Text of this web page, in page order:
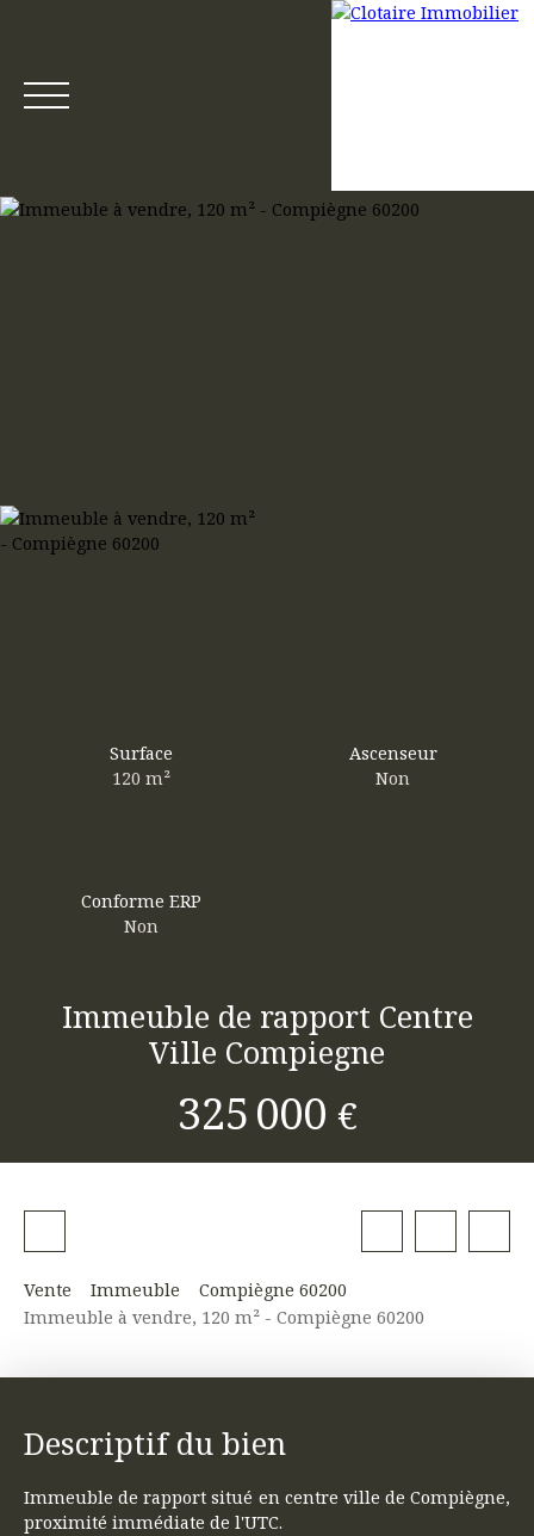
Surface
120 m²
Ascenseur
Non
Conforme ERP
Non
Immeuble de rapport Centre
Ville Compiegne
325 000 €
Vente Immeuble
Compiègne 60200
Immeuble à vendre, 120 m² - Compiègne 60200
Descriptif du bien
Immeuble de rapport situé en centre ville de Compiègne,
proximité immédiate de l'UTC.